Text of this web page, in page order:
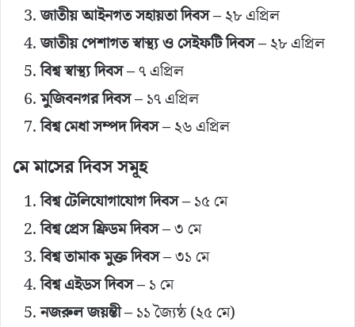
জাতীয় আইনগত সহায়তা দিবস– ২৮ এপ্রিল
জাতীয় পেশাগত স্বাস্থ্য ও সেইফটি দিবস– ২৮ এপ্রিল
বিশ্ব স্বাস্থ্য দিবস– ৭ এপ্রিল
মুজিবনগর দিবস– ১৭ এপ্রিল
বিশ্ব মেধা সম্পদ দিবস– ২৬ এপ্রিল
মে মাসের দিবস সমূহ
বিশ্ব টেলিযোগাযোগ দিবস– ১৫ মে
বিশ্ব প্রেস ফ্রিডম দিবস– ৩ মে
বিশ্ব তামাক মুক্ত দিবস– ৩১ মে
বিশ্ব এইডস দিবস– ১ মে
নজরুল জয়ন্তী– ১১ জ্যৈষ্ঠ (২৫ মে)